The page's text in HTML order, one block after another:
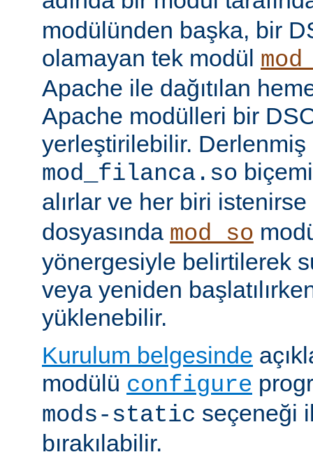
modülünden başka, bir
olamayan tek modül
Apache ile dağıtılan
Apache modülleri bir
yerleştirilebilir.
mod_filanca.so
alırlar ve her biri istenirse
dosyasında mod_so
yönergesiyle belirtilerek
veya yeniden
yüklenebilir.
Kurulum belgesinde
modülü configure
mods-static seçeneği
bırakılabilir.